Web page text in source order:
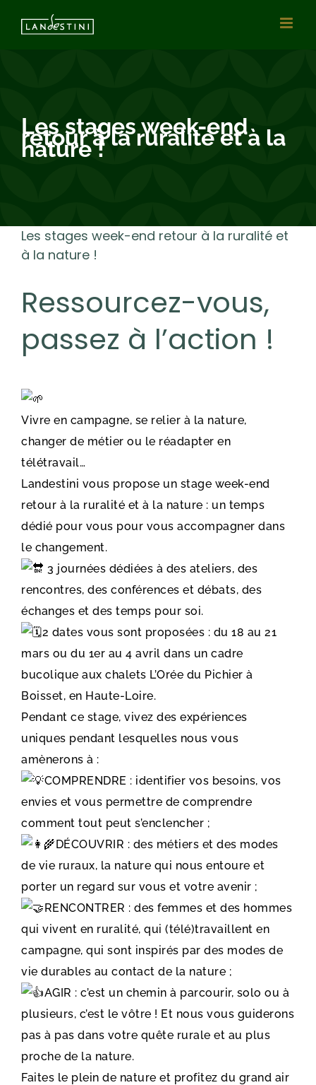
Les stages week-end
retour à la ruralité et à la
nature !
Les stages week-end retour à la ruralité et
à la nature !
Ressourcez-vous,
passez à l’action !
Vivre en campagne, se relier à la nature,
changer de métier ou le réadapter en
télétravail…
Landestini vous propose un stage week-end
retour à la ruralité et à la nature : un temps
dédié pour vous pour vous accompagner dans
le changement.
3 journées dédiées à des ateliers, des
rencontres, des conférences et débats, des
échanges et des temps pour soi.
2 dates vous sont proposées : du 18 au 21
mars ou du 1er au 4 avril dans un cadre
bucolique aux chalets L’Orée du Pichier à
Boisset, en Haute-Loire.
Pendant ce stage, vivez des expériences
uniques pendant lesquelles nous vous
amènerons à :
COMPRENDRE : identifier vos besoins, vos
envies et vous permettre de comprendre
comment tout peut s’enclencher ;
DÉCOUVRIR : des métiers et des modes
de vie ruraux, la nature qui nous entoure et
porter un regard sur vous et votre avenir ;
RENCONTRER : des femmes et des hommes
qui vivent en ruralité, qui (télé)travaillent en
campagne, qui sont inspirés par des modes de
vie durables au contact de la nature ;
AGIR : c’est un chemin à parcourir, solo ou à
plusieurs, c’est le vôtre ! Et nous vous guiderons
pas à pas dans votre quête rurale et au plus
proche de la nature.
Faites le plein de nature et profitez du grand air